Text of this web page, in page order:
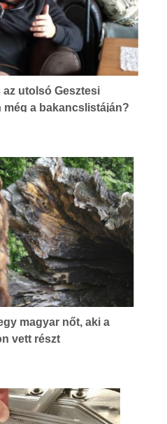
utolsó Gesztesi
a bakancslistáján?
magyar nőt, aki a
vett részt